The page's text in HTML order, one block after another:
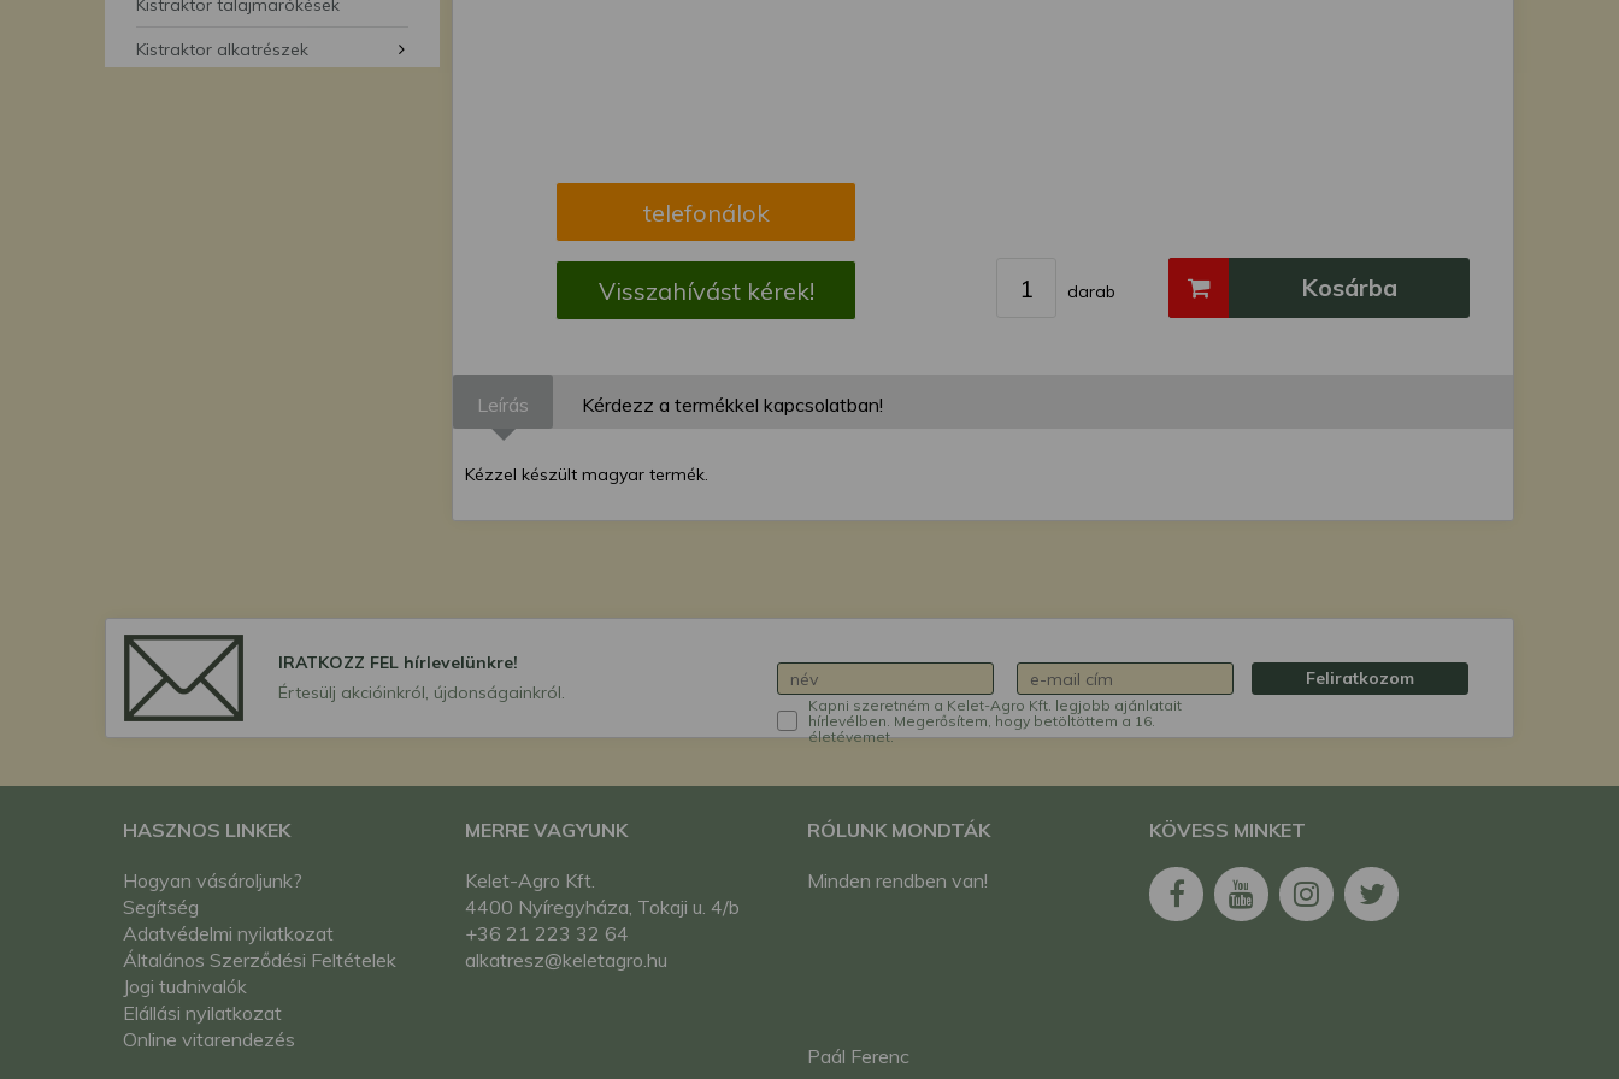
Kistraktor talajmarókések
Kistraktor alkatrészek
telefonálok
Visszahívást kérek! darab Kosárba
Leírás Kérdezz a termékkel kapcsolatban!
Kézzel készült magyar termék.
IRATKOZZ FEL hírlevelünkre!
Értesülj akcióinkról, újdonságainkról.
Kapni szeretném a Kelet-Agro Kft. legjobb ajánlatait
hírlevélben. Megerősítem, hogy betöltöttem a 16.
életévemet.
Feliratkozom
HASZNOS LINKEK
Hogyan vásároljunk?
Segítség
Adatvédelmi nyilatkozat
Általános Szerződési Feltételek
Jogi tudnivalók
Elállási nyilatkozat
Online vitarendezés
MERRE VAGYUNK
Kelet-Agro Kft.
4400 Nyíregyháza, Tokaji u. 4/b
+36 21 223 32 64
alkatresz@keletagro.hu
RÓLUNK MONDTÁK
Minden rendben van!
Paál Ferenc
KÖVESS MINKET